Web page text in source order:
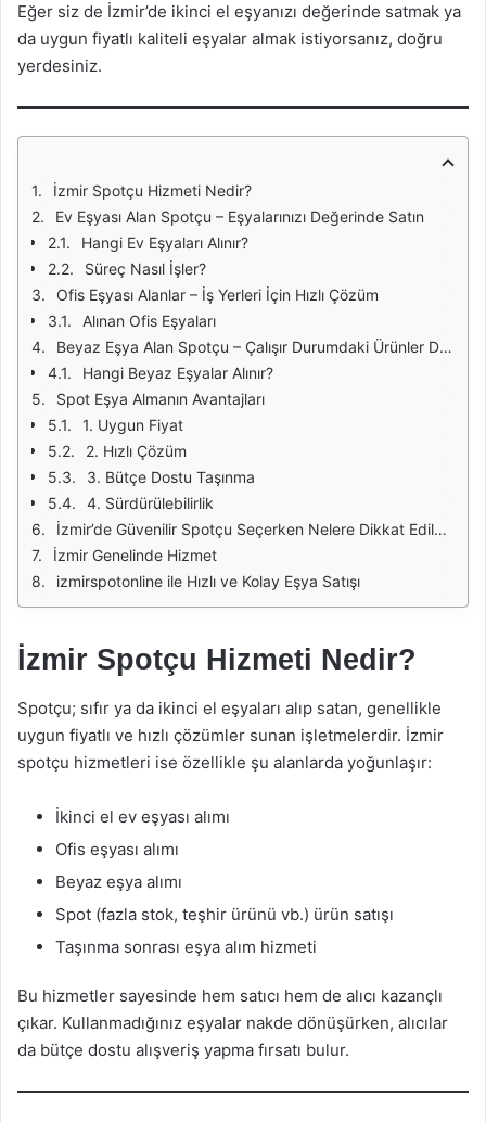
Eğer siz de İzmir’de ikinci el eşyanızı değerinde satmak ya
da uygun fiyatlı kaliteli eşyalar almak istiyorsanız, doğru
yerdesiniz.
İzmir Spotçu Hizmeti Nedir?
Ev Eşyası Alan Spotçu – Eşyalarınızı Değerinde Satın
Hangi Ev Eşyaları Alınır?
Süreç Nasıl İşler?
Ofis Eşyası Alanlar – İş Yerleri İçin Hızlı Çözüm
Alınan Ofis Eşyaları
Beyaz Eşya Alan Spotçu – Çalışır Durumdaki Ürünler Değerinde
Hangi Beyaz Eşyalar Alınır?
Spot Eşya Almanın Avantajları
1. Uygun Fiyat
2. Hızlı Çözüm
3. Bütçe Dostu Taşınma
4. Sürdürülebilirlik
İzmir’de Güvenilir Spotçu Seçerken Nelere Dikkat Edilmeli?
İzmir Genelinde Hizmet
izmirspotonline ile Hızlı ve Kolay Eşya Satışı
İzmir Spotçu Hizmeti Nedir?
Spotçu; sıfır ya da ikinci el eşyaları alıp satan, genellikle
uygun fiyatlı ve hızlı çözümler sunan işletmelerdir. İzmir
spotçu hizmetleri ise özellikle şu alanlarda yoğunlaşır:
İkinci el ev eşyası alımı
Ofis eşyası alımı
Beyaz eşya alımı
Spot (fazla stok, teşhir ürünü vb.) ürün satışı
Taşınma sonrası eşya alım hizmeti
Bu hizmetler sayesinde hem satıcı hem de alıcı kazançlı
çıkar. Kullanmadığınız eşyalar nakde dönüşürken, alıcılar
da bütçe dostu alışveriş yapma fırsatı bulur.